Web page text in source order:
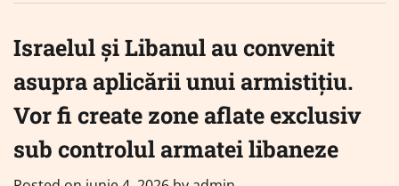
Israelul și Libanul au convenit
asupra aplicării unui armistițiu.
Vor fi create zone aflate exclusiv
sub controlul armatei libaneze